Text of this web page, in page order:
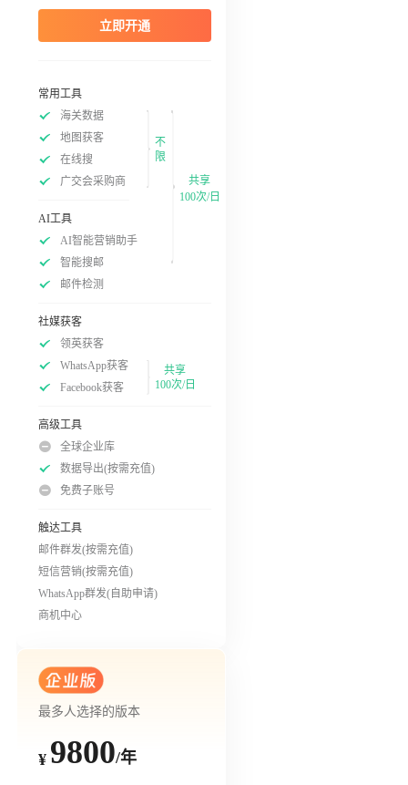
立即开通
常用工具
海关数据
地图获客
在线搜
广交会采购商
不
限
AI工具
AI智能营销助手
智能搜邮
邮件检测
社媒获客
领英获客
WhatsApp获客
Facebook获客
共享
100次/日
高级工具
全球企业库
数据导出(按需充值)
免费子账号
触达工具
邮件群发(按需充值)
短信营销(按需充值)
WhatsApp群发(自助申请)
商机中心
共享
100次/日
最多人选择的版本
¥ 9800/年